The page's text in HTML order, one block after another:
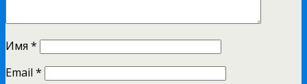
Имя *
Email *